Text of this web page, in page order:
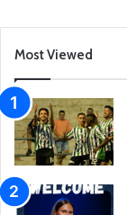
Most Viewed